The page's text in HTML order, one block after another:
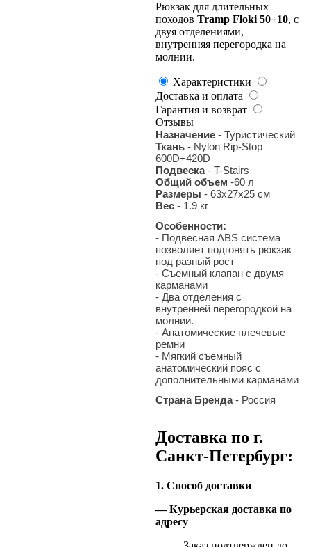
Рюкзак для длительных
походов Tramp Floki 50+10, с
двуя отделениями,
внутренняя перегородка на
молнии.
Характеристики
Доставка и оплата
Гарантия и возврат
Отзывы
Назначение - Туристический
Ткань - Nylon Rip-Stop
600D+420D
Подвеска- T-Stairs
Общий объем -60 л
Размеры - 63x27x25 см
Вес - 1.9 кг
Особенности:
- Подвесная ABS система
позволяет подгонять рюкзак
под разный рост
- Съемный клапан с двумя
карманами
- Два отделения с
внутренней перегородкой на
молнии.
- Анатомические плечевые
ремни
- Мягкий съемный
анатомический пояс с
дополнительными карманами
Страна Бренда- Россия
Доставка по г.
Санкт-Петербург:
1. Способ доставки
— Курьерская доставка по
адресу